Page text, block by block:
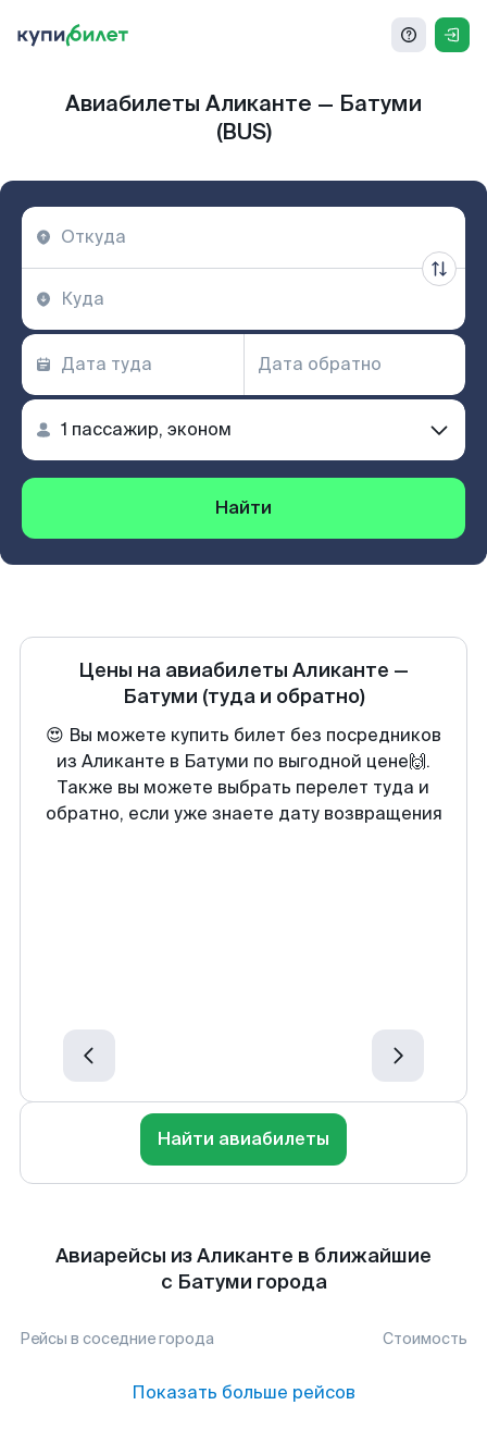
Авиабилеты Аликанте — Батуми
(BUS)
Найти
Цены на авиабилеты Аликанте —
Батуми (туда и обратно)
😍 Вы можете купить билет без посредников
из Аликанте в Батуми по выгодной цене🙌.
Также вы можете выбрать перелет туда и
обратно, если уже знаете дату возвращения
Найти авиабилеты
Авиарейсы из Аликанте в ближайшие
с Батуми города
Рейсы в соседние города Стоимость
Показать больше рейсов